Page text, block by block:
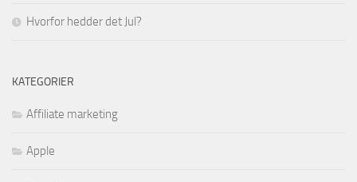
Hvorfor hedder det Jul?
KATEGORIER
Affiliate marketing
Apple